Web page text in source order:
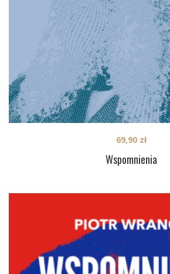
Wspomnienia
69,90 zł